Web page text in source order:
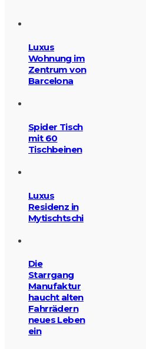
Luxus
Wohnung im
Zentrum von
Barcelona
Spider Tisch
mit 60
Tischbeinen
Luxus
Residenz in
Mytischtschi
Die
Starrgang
Manufaktur
haucht alten
Fahrrädern
neues Leben
ein